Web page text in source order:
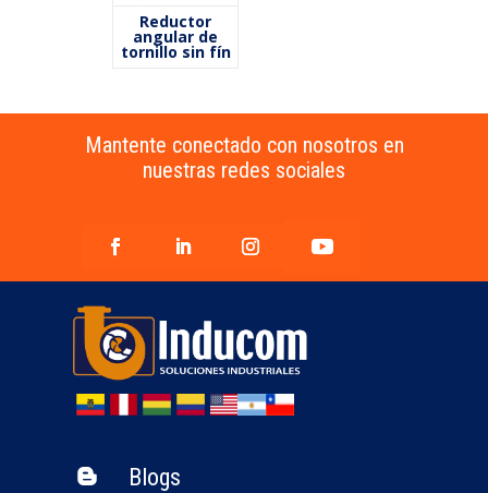
Reductor
angular de
tornillo sin fín
Mantente conectado con nosotros en
nuestras redes sociales
 Blogs